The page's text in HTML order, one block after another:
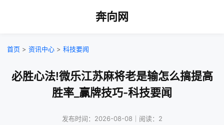
奔向网
首页 > 资讯中心 > 科技要闻
必胜心法!微乐江苏麻将老是输怎么搞提高
胜率_赢牌技巧-科技要闻
发布时间：2026-08-08｜阅读：2